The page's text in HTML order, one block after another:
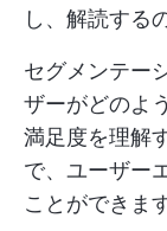
し、解読する
セグメンテー
ザーがどのよ
満足度を理解
で、ユーザー
ことができます